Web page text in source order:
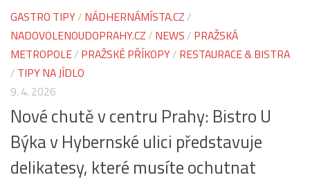
GASTRO TIPY/ NÁDHERNÁMÍSTA.CZ /
NADOVOLENOUDOPRAHY.CZ / NEWS / PRAŽSKÁ
METROPOLE/ PRAŽSKÉ PŘÍKOPY/ RESTAURACE & BISTRA
/ TIPY NA JÍDLO
9. 4. 2026
Nové chutě v centru Prahy: Bistro U
Býka v Hybernské ulici představuje
delikatesy, které musíte ochutnat